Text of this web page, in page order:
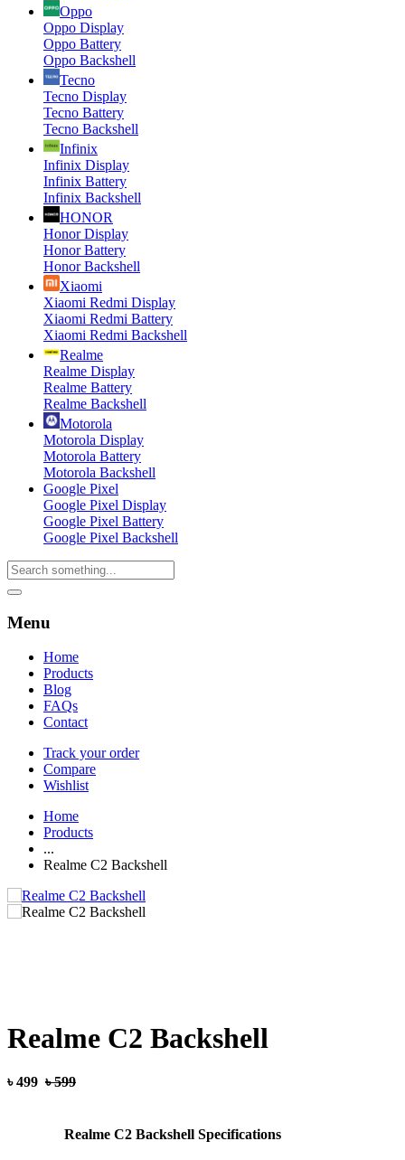
Oppo
Oppo Display
Oppo Battery
Oppo Backshell
Tecno
Tecno Display
Tecno Battery
Tecno Backshell
Infinix
Infinix Display
Infinix Battery
Infinix Backshell
HONOR
Honor Display
Honor Battery
Honor Backshell
Xiaomi
Xiaomi Redmi Display
Xiaomi Redmi Battery
Xiaomi Redmi Backshell
Realme
Realme Display
Realme Battery
Realme Backshell
Motorola
Motorola Display
Motorola Battery
Motorola Backshell
Google Pixel
Google Pixel Display
Google Pixel Battery
Google Pixel Backshell
Menu
Home
Products
Blog
FAQs
Contact
Track your order
Compare
Wishlist
Home
Products
...
Realme C2 Backshell
Realme C2 Backshell
৳ 499 ৳ 599
Realme C2 Backshell Specifications